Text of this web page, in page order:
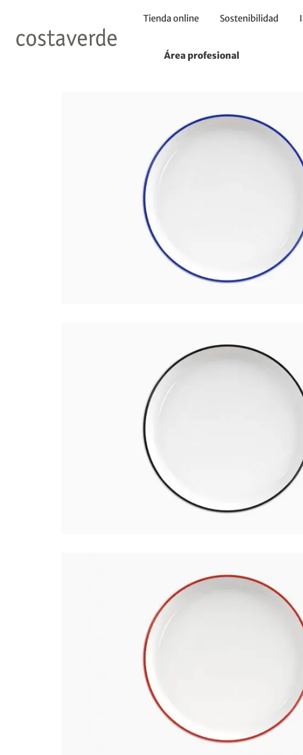
Tienda online Sostenibilidad
Área profesional